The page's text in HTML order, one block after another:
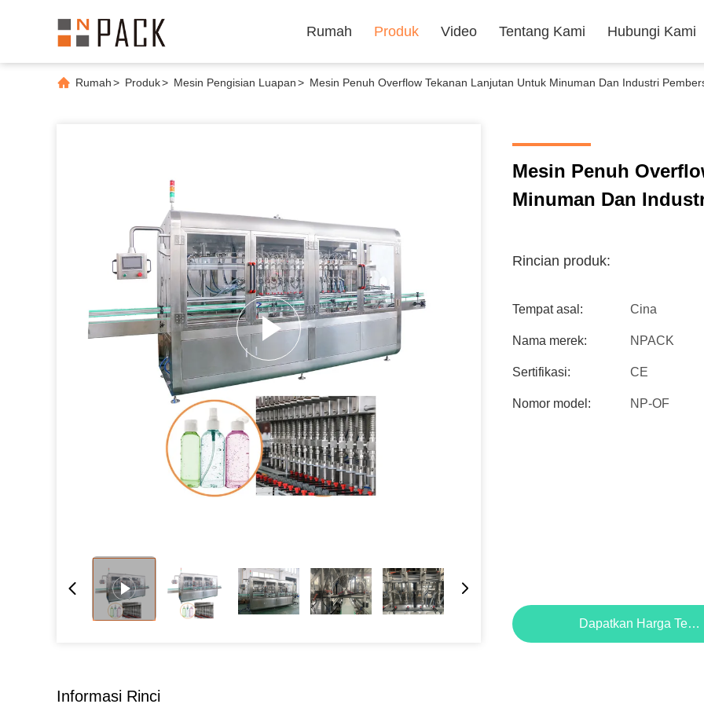
Rumah Produk Video Tentang Kami Hubungi Kami
Rumah> Produk> Mesin Pengisian Luapan> Mesin Penuh Overflow Tekanan Lanjutan Untuk Minuman Dan Industri
Mesin Penuh
Minuman Dan
Rincian produk:
Tempat asal: Cina
Nama merek: NPACK
Sertifikasi: CE
Nomor model: NP-OF
Dapatkan Harga
Informasi Rinci